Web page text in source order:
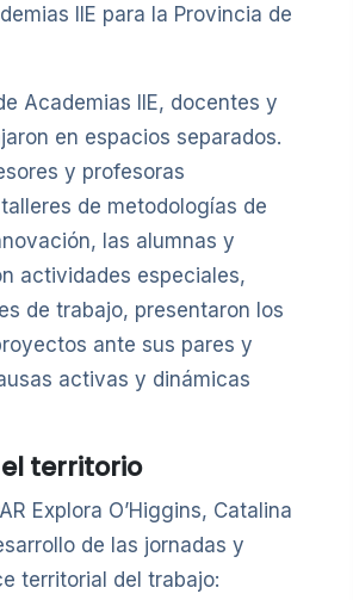
IIE para la Provincia de
Academias IIE, docentes y
en espacios separados.
y profesoras
de metodologías de
las alumnas y
actividades especiales,
de trabajo, presentaron los
ante sus pares y
activas y dinámicas
territorio
Explora O’Higgins, Catalina
de las jornadas y
territorial del trabajo: